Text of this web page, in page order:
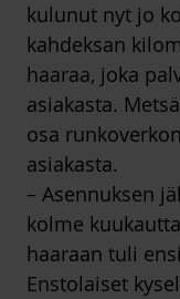
kulunut nyt jo
kahdeksan
haaraa, joka
asiakasta.
osa
asiakasta.
– Asennuksen
kolme
haaraan tuli
Enstolaiset